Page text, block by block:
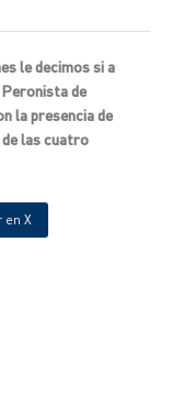
le decimos si a
de
la presencia de
las cuatro
en X